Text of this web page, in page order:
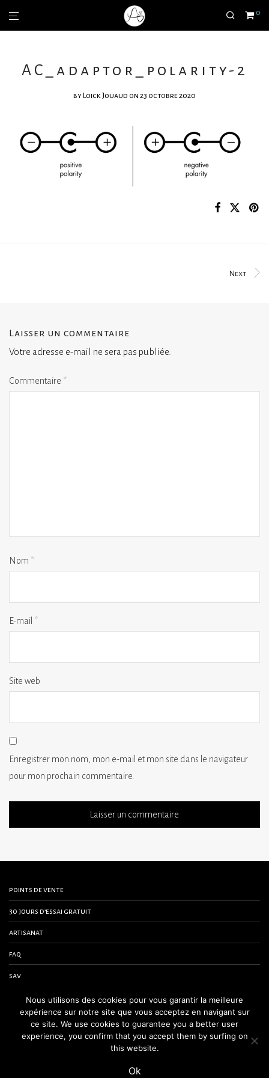
0
AC_adaptor_polarity-2
by Loick Jouaud on 23 octobre 2020
Next
Laisser un commentaire
Votre adresse e-mail ne sera pas publiée.
Commentaire *
Nom *
E-mail *
Site web
Enregistrer mon nom, mon e-mail et mon site dans le navigateur
pour mon prochain commentaire.
points de vente
30 jours d’essai gratuit
artisanat
faq
sav
contactez-nous
conditions générales de vente
mentions légales
Nous utilisons des cookies pour vous garantir la meilleure
expérience sur notre site que vous acceptez en navigant sur
ce site. We use cookies to guarantee you a better user
experience, you confirm that you accept them by surfing on
this website.
Ok